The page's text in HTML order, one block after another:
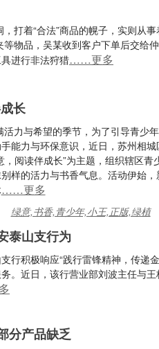
打着“合法”商品的幌子，实则从
物品，吴某收到客户下单后交给
进行非法狩猎……更多
长
力与希望的季节，为了引导青少
能力与环保意识，近日，苏州相
，阅读伴成长”为主题，组织辖区青
样的活力与书香气息。活动伊始
……更多
绿意,书香,青少年,小王,正版,绿植
泰山支行为
行积极响应“践行雷锋精神，传递
。近日，该行营业部刘波主任与
分产品缺乏